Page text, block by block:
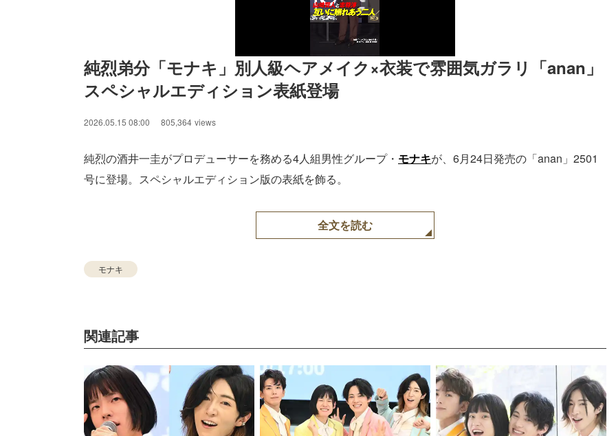
純烈弟分「モナキ」別人級ヘアメイク×衣装で雰囲気ガラリ「anan」
スペシャルエディション表紙登場
2026.05.15 08:00 805,364 views
純烈の酒井一圭がプロデューサーを務める4人組男性グループ・ モナキが、6月24日発売の「anan」2501
号に登場。スペシャルエディション版の表紙を飾る。
全文を読む
モナキ
関連記事